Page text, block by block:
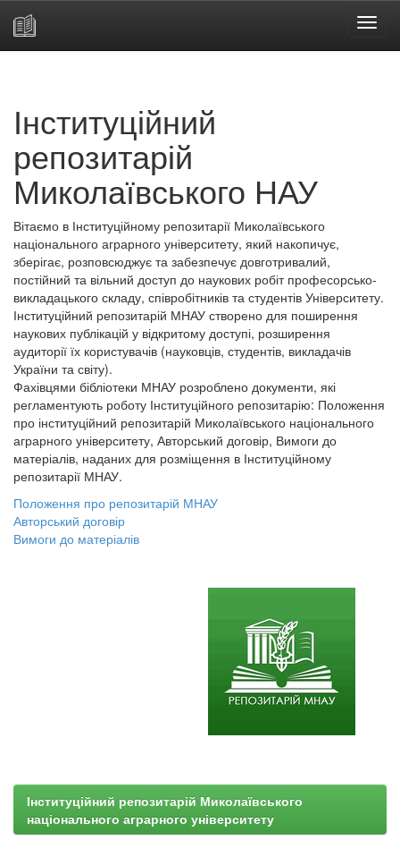
Інституційний
репозитарій
Миколаївського НАУ
Вітаємо в Інституційному репозитарії Миколаївського
національного аграрного університету, який накопичує,
зберігає, розповсюджує та забезпечує довготривалий,
постійний та вільний доступ до наукових робіт професорсько-
викладацького складу, співробітників та студентів Університету.
Інституційний репозитарій МНАУ створено для поширення
наукових публікацій у відкритому доступі, розширення
аудиторії їх користувачів (науковців, студентів, викладачів
України та світу).
Фахівцями бібліотеки МНАУ розроблено документи, які
регламентують роботу Інституційного репозитарію: Положення
про інституційний репозитарій Миколаївського національного
аграрного університету, Авторський договір, Вимоги до
матеріалів, наданих для розміщення в Інституційному
репозитарії МНАУ.
Положення про репозитарій МНАУ
Авторський договір
Вимоги до матеріалів
Інституційний репозитарій Миколаївського
національного аграрного університету